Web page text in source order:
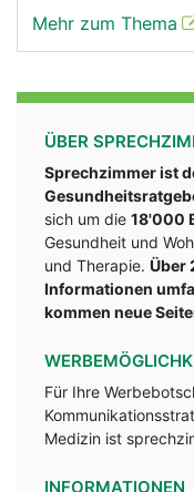
Mehr zum Thema
ÜBER
Sprechzimmer ist
sich um die 18'000
Gesundheit und
und Therapie. Über
Informationen
kommen neue
Für Ihre
Medizin ist
INFORMATIONEN